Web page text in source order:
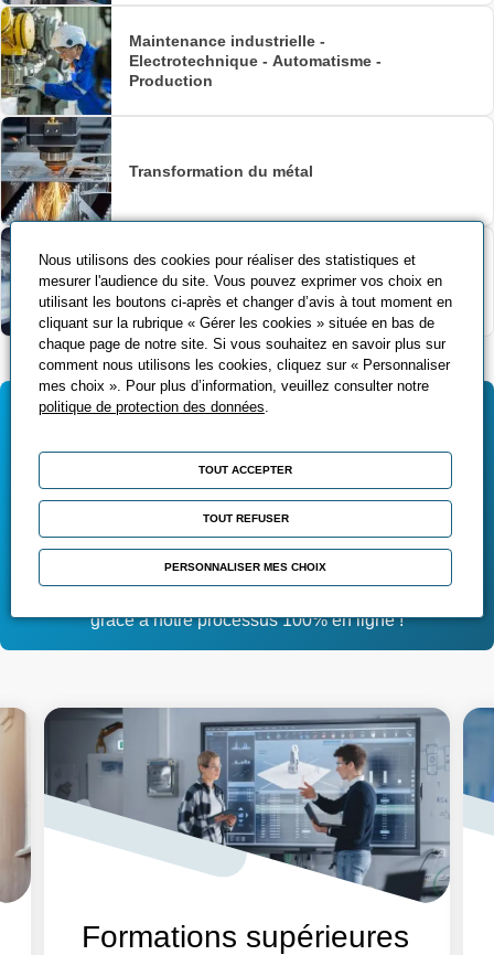
Maintenance industrielle -
Electrotechnique - Automatisme -
Production
Transformation du métal
Usinage - Outillage - Fabrication additive
formation UIMM Lorraine
grâce à notre processus 100% en ligne !
Se pré inscrire
Formations supérieures
Nous utilisons des cookies pour réaliser des statistiques et
mesurer l'audience du site. Vous pouvez exprimer vos choix en
utilisant les boutons ci-après et changer d’avis à tout moment en
cliquant sur la rubrique « Gérer les cookies » située en bas de
chaque page de notre site. Si vous souhaitez en savoir plus sur
comment nous utilisons les cookies, cliquez sur « Personnaliser
mes choix ». Pour plus d’information, veuillez consulter notre
politique de protection des données
TOUT ACCEPTER
TOUT REFUSER
PERSONNALISER MES CHOIX